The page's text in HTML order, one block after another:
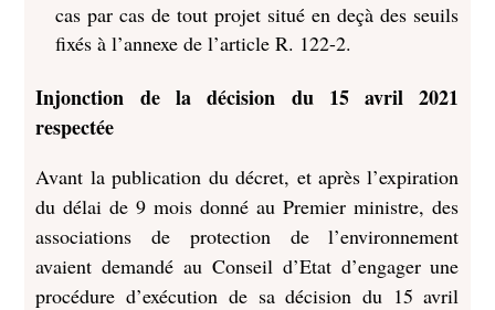
cas par cas de tout projet situé en deçà des seuils
fixés à l’annexe de l’article R. 122-2.
Injonction de la décision du 15 avril 2021
respectée
Avant la publication du décret, et après l’expiration
du délai de 9 mois donné au Premier ministre, des
associations de protection de l’environnement
avaient demandé au Conseil d’Etat d’engager une
procédure d’exécution de sa décision du 15 avril